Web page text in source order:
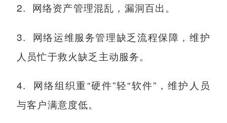
2. 网络资产管理混乱，漏洞百出。
3. 网络运维服务管理缺乏流程保障，维护
人员忙于救火缺乏主动服务。
4. 网络组织重“硬件”轻“软件”，维护人员
与客户满意度低。